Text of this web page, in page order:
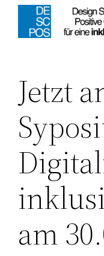
Inhalt
Visuelle
Assistenzsoftware
Jetzt
am